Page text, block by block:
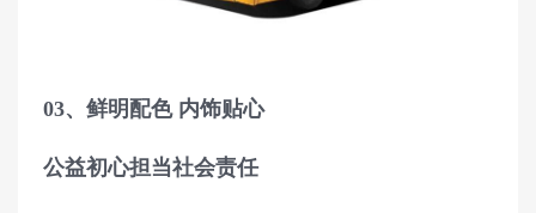
03、鲜明配色 内饰贴心
公益初心担当社会责任